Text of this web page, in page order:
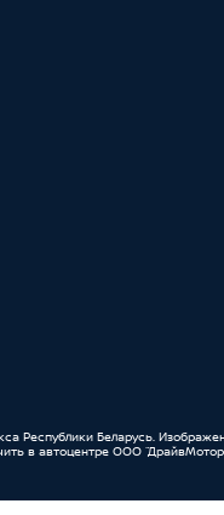
Республики Беларусь.
в автоцентре ООО